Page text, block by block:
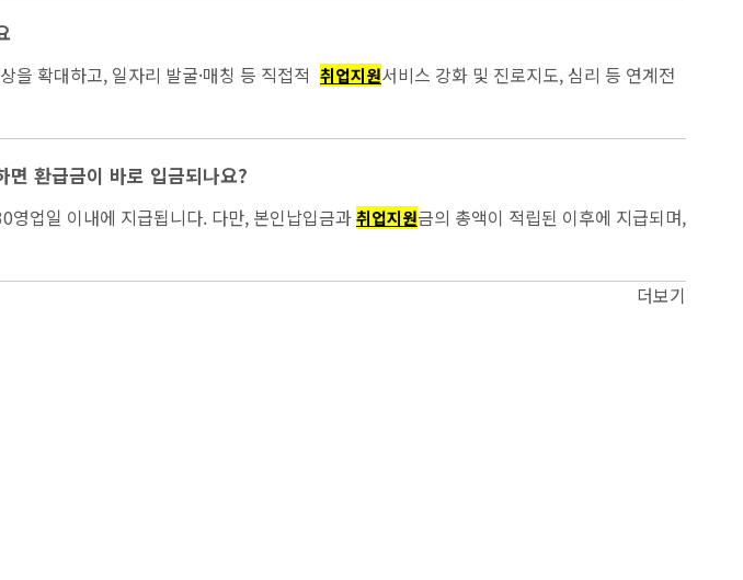
을 확대하고, 일자리 발굴·매칭 등 직접적 취업지원서비스 강화 및 진로지도, 심리 등 연계전
스를...
환급금이 바로 입금되나요?
영업일 이내에 지급됩니다. 다만, 본인납입금과취업지원금의 총액이 적립된 이후에 지급되며,
원금...
더보기